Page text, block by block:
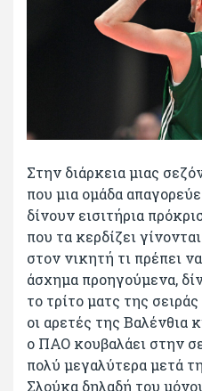
Στην διάρκεια μιας
που μια ομάδα
δίνουν εισιτήρια
που τα κερδίζει
στον νικητή τι πρέπει
άσχημα προηγούμενα,
το τρίτο ματς της
οι αρετές της Βαλένθια
ο ΠΑΟ κουβαλάει στην
πολύ μεγαλύτερα μετά
Σλούκα δηλαδή του